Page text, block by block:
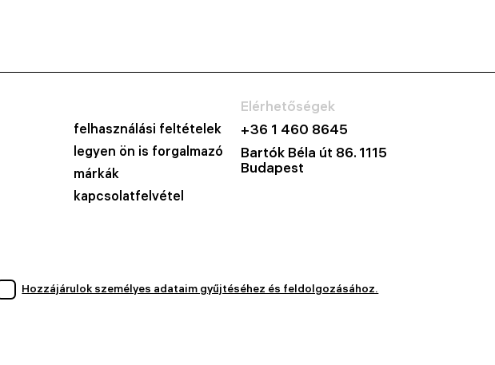
felhasználási feltételek
legyen ön is forgalmazó
márkák
kapcsolatfelvétel
Elérhetőségek
+36 1 460 8645
Bartók Béla út 86. 1115
Budapest
Hozzájárulok személyes adataim gyűjtéséhez és feldolgozásához.